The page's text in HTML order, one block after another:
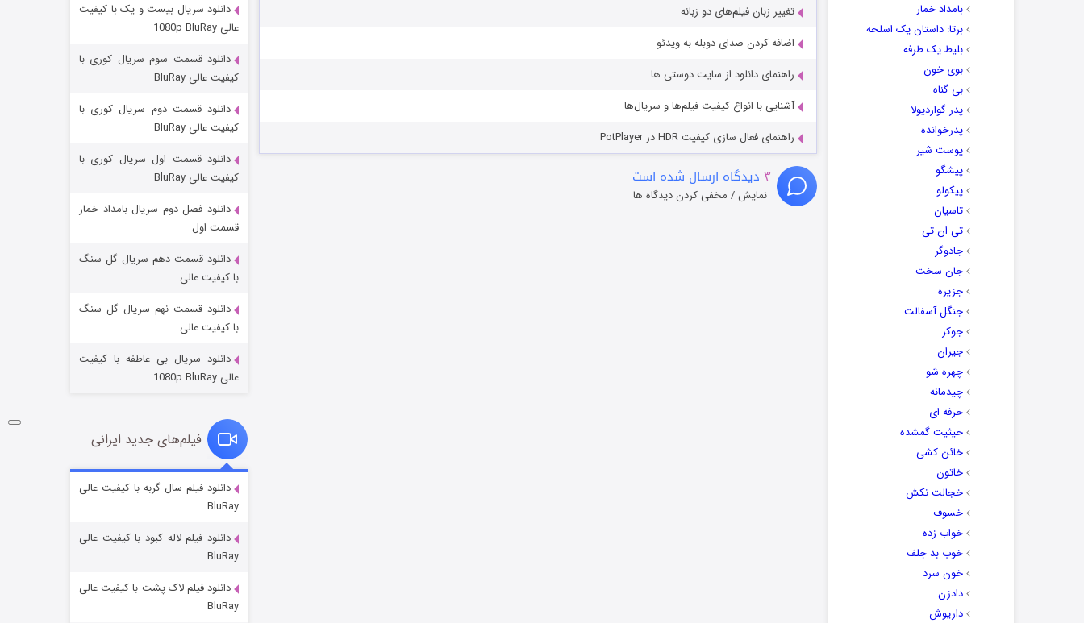
بامداد خمار
برتا: داستان یک اسلحه
بلیط یک‌‌ طرفه
بوی خون
بی گناه
پدر گواردیولا
پدرخوانده
پوست شیر
پیشگو
پیکولو
تاسیان
تی ان تی
جادوگر
جان سخت
جزیره
جنگل آسفالت
جوکر
جیران
چهره شو
چیدمانه
حرفه ای
حیثیت گمشده
خائن کشی
خاتون
خجالت نکش
خسوف
خواب زده
خوب بد جلف
خون سرد
دادزن
داریوش
تغییر زبان فیلم‌های دو زبانه
اضافه کردن صدای دوبله به ویدئو
راهنمای دانلود از سایت دوستی ها
آشنایی با انواع کیفیت فیلم‌ها و سریال‌ها
راهنمای فعال سازی کیفیت HDR در PotPlayer
۳ دیدگاه ارسال شده است
نمایش / مخفی کردن دیدگاه ها
مردگان متحرک: شهر مرده ۳
شکست استوارت در نجات جهان
قسمت ۷ (زیرنویس) منتشر شد
شوگر فصل ۲
قسمت
دانلود سریال بیست و یک با کیفیت
عالی 1080p BluRay
دانلود قسمت سوم سریال کوری با
کیفیت عالی BluRay
دانلود قسمت دوم سریال کوری با
کیفیت عالی BluRay
دانلود قسمت اول سریال کوری با
کیفیت عالی BluRay
دانلود فصل دوم سریال بامداد خمار
قسمت اول
دانلود قسمت دهم سریال گل سنگ
با کیفیت عالی
دانلود قسمت نهم سریال گل سنگ
با کیفیت عالی
دانلود سریال بی عاطفه با کیفیت
عالی 1080p BluRay
فیلم‌های جدید ایرانی
دانلود فیلم سال گربه با کیفیت عالی
BluRay
دانلود فیلم لاله کبود با کیفیت عالی
BluRay
دانلود فیلم لاک پشت با کیفیت عالی
BluRay